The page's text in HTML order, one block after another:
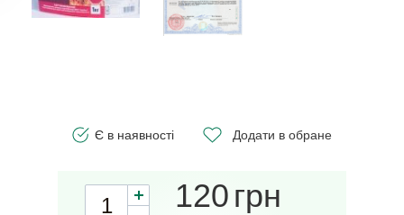
Є в наявності Додати в обране
120грн